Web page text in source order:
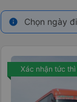
info Chọn ngày
Xác nhận tức thì